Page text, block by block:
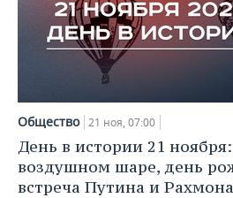
Общество 21 ноя, 07:00
День в истории 21
воздушном шаре, день
встреча Путина и Рахмона